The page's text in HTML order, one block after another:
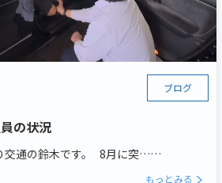
ブログ
の状況
交通の鈴木です。 8月に突……
もっとみる